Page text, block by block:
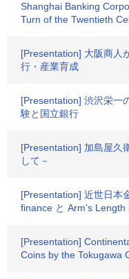
Shanghai Banking
Turn of the Twentieth
[Presentation] 大阪商人
行・産業育成
[Presentation] 渋沢栄一
験と国立銀行
[Presentation] 加島屋久
して－
[Presentation] 近世日本
finance と Arm’s Length
[Presentation]
Coins by the Tokugawa